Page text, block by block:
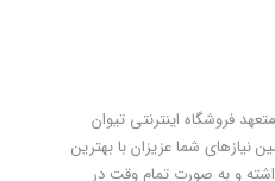
فروشگاه اینترنتی تیوان
شما عزیزان با بهترین
و به صورت تمام وقت در